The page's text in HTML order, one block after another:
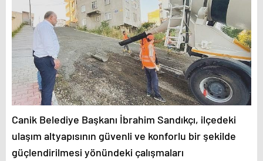
Canik Belediye Başkanı İbrahim Sandıkçı, ilçedeki
ulaşım altyapısının güvenli ve konforlu bir şekilde
güçlendirilmesi yönündeki çalışmaları